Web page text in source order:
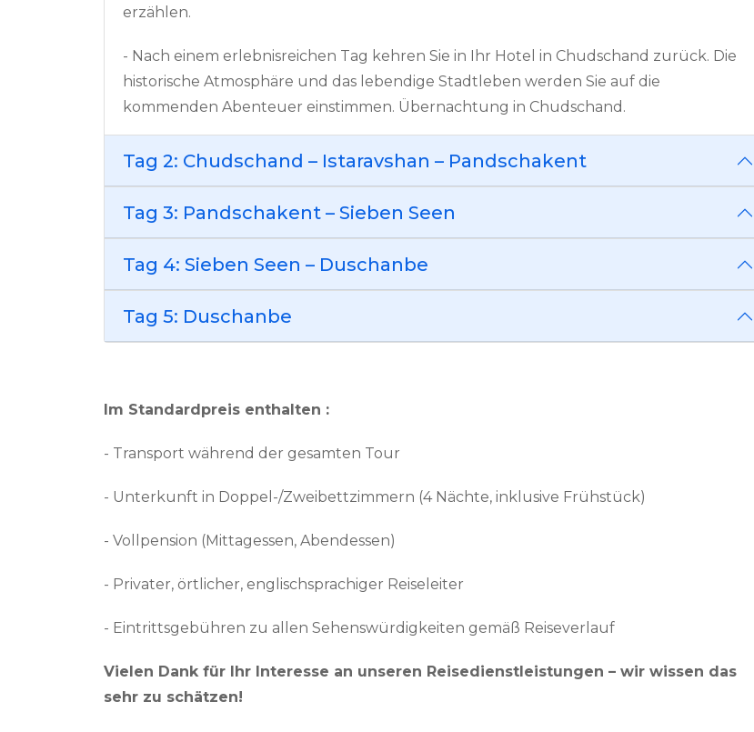
erzählen.
- Nach einem erlebnisreichen Tag kehren Sie in Ihr Hotel in Chudschand zurück. Die
historische Atmosphäre und das lebendige Stadtleben werden Sie auf die
kommenden Abenteuer einstimmen. Übernachtung in Chudschand.
Tag 2: Chudschand – Istaravshan – Pandschakent
Tag 3: Pandschakent – Sieben Seen
Tag 4: Sieben Seen – Duschanbe
Tag 5: Duschanbe
Im Standardpreis enthalten :
- Transport während der gesamten Tour
- Unterkunft in Doppel-/Zweibettzimmern (4 Nächte, inklusive Frühstück)
- Vollpension (Mittagessen, Abendessen)
- Privater, örtlicher, englischsprachiger Reiseleiter
- Eintrittsgebühren zu allen Sehenswürdigkeiten gemäß Reiseverlauf
Vielen Dank für Ihr Interesse an unseren Reisedienstleistungen – wir wissen das
sehr zu schätzen!